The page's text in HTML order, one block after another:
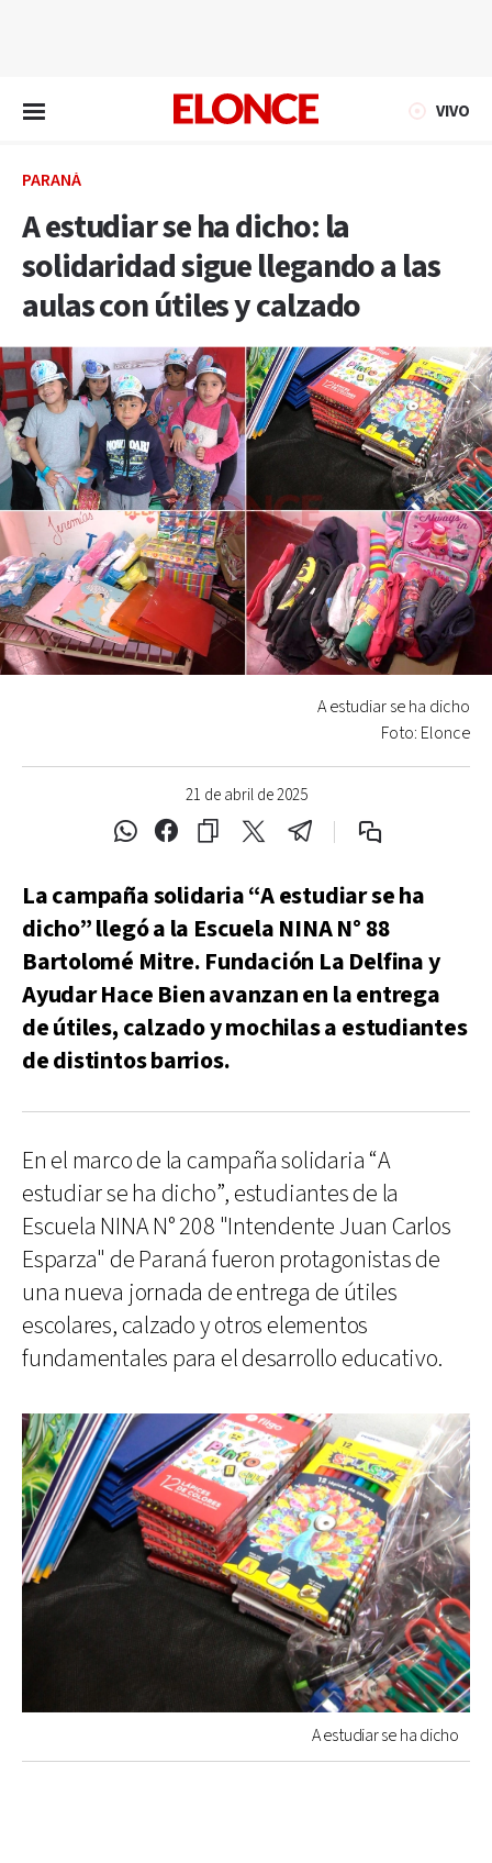
VIVO
PARANÁ
A estudiar se ha dicho: la
solidaridad sigue llegando a las
aulas con útiles y calzado
21 de abril de 2025
A estudiar se ha dicho
Foto: Elonce
La campaña solidaria “A estudiar se ha
dicho” llegó a la Escuela NINA N° 88
Bartolomé Mitre. Fundación La Delfina y
Ayudar Hace Bien avanzan en la entrega
de útiles, calzado y mochilas a estudiantes
de distintos barrios.
En el marco de la campaña solidaria “A
estudiar se ha dicho”, estudiantes de la
Escuela NINA N° 208 "Intendente Juan Carlos
Esparza" de Paraná fueron protagonistas de
una nueva jornada de entrega de útiles
escolares, calzado y otros elementos
fundamentales para el desarrollo educativo.
A estudiar se ha dicho